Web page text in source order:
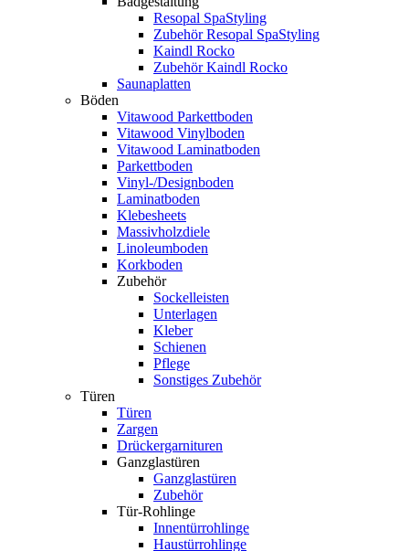
Resopal SpaStyling
Zubehör Resopal SpaStyling
Kaindl Rocko
Zubehör Kaindl Rocko
Saunaplatten
Böden
Vitawood Parkettboden
Vitawood Vinylboden
Vitawood Laminatboden
Parkettboden
Vinyl-/Designboden
Laminatboden
Klebesheets
Massivholzdiele
Linoleumboden
Korkboden
Zubehör
Sockelleisten
Unterlagen
Kleber
Schienen
Pflege
Sonstiges Zubehör
Türen
Türen
Zargen
Drückergarnituren
Ganzglastüren
Ganzglastüren
Zubehör
Tür-Rohlinge
Innentürrohlinge
Haustürrohlinge